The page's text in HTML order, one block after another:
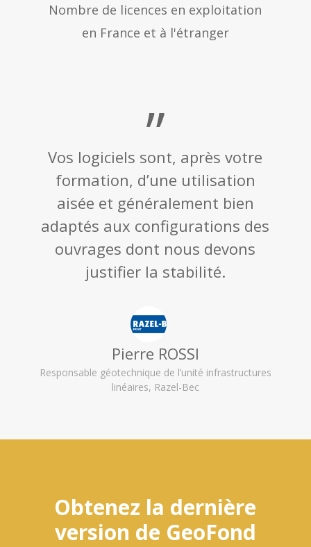
Nombre de licences en exploitation
en France et à l'étranger
”
Vos logiciels sont, après votre
formation, d’une utilisation
aisée et généralement bien
adaptés aux configurations des
ouvrages dont nous devons
justifier la stabilité.
Pierre ROSSI
Responsable géotechnique de l’unité infrastructures
linéaires, Razel-Bec
Obtenez la dernière
version de GeoFond